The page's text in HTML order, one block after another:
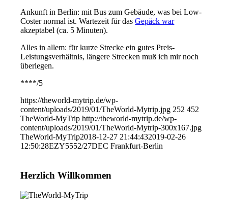
Ankunft in Berlin: mit Bus zum Gebäude, was bei Low-
Coster normal ist. Wartezeit für dasGepäck war
akzeptabel (ca. 5 Minuten).
Alles in allem: für kurze Strecke ein gutes Preis-
Leistungsverhältnis, längere Strecken muß ich mir noch
überlegen.
****/5
https://theworld-mytrip.de/wp-
content/uploads/2019/01/TheWorld-Mytrip.jpg 252 452
TheWorld-MyTrip http://theworld-mytrip.de/wp-
content/uploads/2019/01/TheWorld-Mytrip-300x167.jpg
TheWorld-MyTrip2018-12-27 21:44:432019-02-26
12:50:28EZY5552/27DEC Frankfurt-Berlin
Herzlich Willkommen